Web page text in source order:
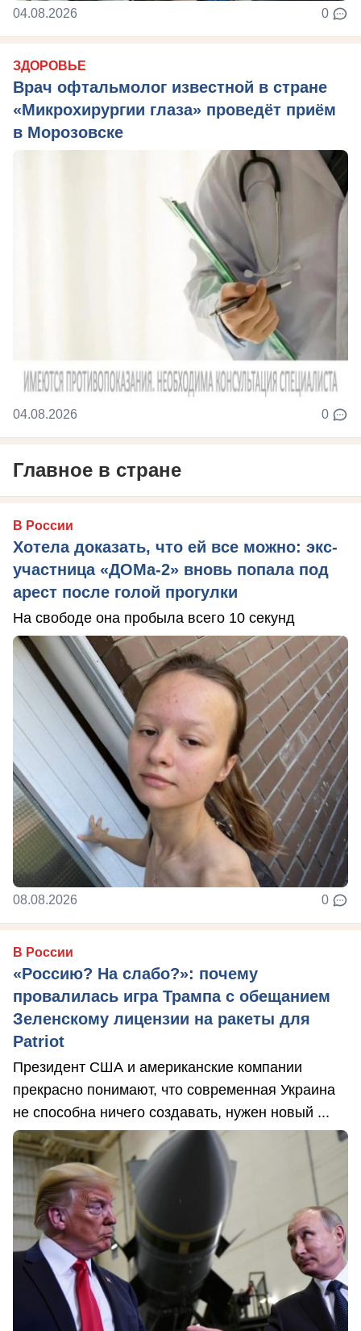
04.08.2026 0
ЗДОРОВЬЕ
Врач офтальмолог известной в стране
«Микрохирургии глаза» проведёт приём
в Морозовске
04.08.2026 0
Главное в стране
В России
Хотела доказать, что ей все можно: экс-
участница «ДОМа-2» вновь попала под
арест после голой прогулки
На свободе она пробыла всего 10 секунд
08.08.2026 0
В России
«Россию? На слабо?»: почему
провалилась игра Трампа с обещанием
Зеленскому лицензии на ракеты для
Patriot
Президент США и американские компании
прекрасно понимают, что современная Украина
не способна ничего создавать, нужен новый ...